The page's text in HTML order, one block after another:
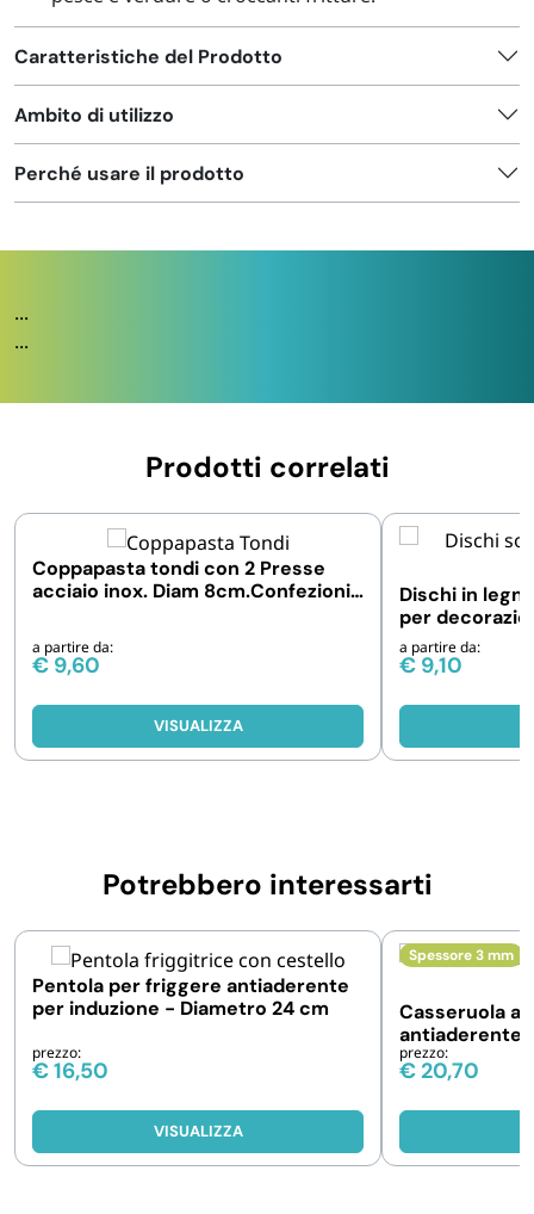
Caratteristiche del Prodotto
Ambito di utilizzo
Perché usare il prodotto
...
...
Prodotti correlati
Coppapasta tondi con 2 Presse
acciaio inox. Diam 8cm.Confezioni
a partire da:
€ 9,60
VISUALIZZA
Dischi in
per
da 8 e 32pz
a partire da:
€ 9,10
Potrebbero interessarti
Pentola per friggere antiaderente
per induzione - Diametro 24 cm
prezzo:
€16,50
VISUALIZZA
Spessore 3 mm
Casseruola
antiaderente.
Altezza 10 cm
prezzo:
€ 20,70